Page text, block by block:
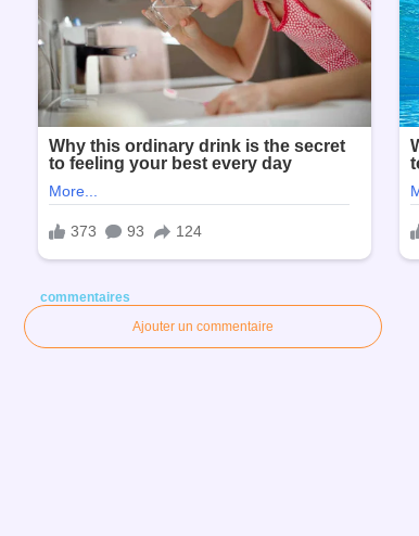
commentaires
Ajouter un commentaire